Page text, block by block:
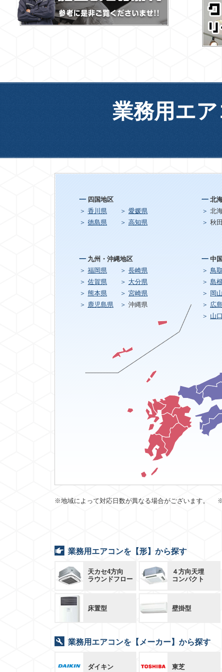
業務用エ
九州・沖縄地区
福岡県
長崎県
佐賀県
大分県
熊本県
宮崎県
鹿児島県
沖縄県
北
北
秋
中
鳥
島
岡
広
山
四国地区
香川県
愛媛県
徳島県
高知県
※地域によって対応日数が異なる場合がございます。
業務用エアコンを【形】から探す
天カセ4方向
ラウンドフロー
４方向天埋
コンパクト
床置型 壁掛型
業務用エアコンを【メーカー】から探す
ダイキン 東芝